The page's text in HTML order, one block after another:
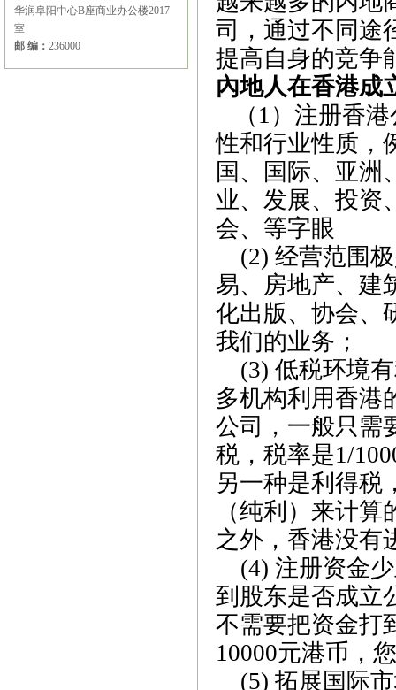
华润阜阳中心B座商业办公楼2017
室
邮 编： 236000
司，通过不同途
提高自身的竞争
內地人在香港成
（ 1 ）注册香
性和行业性质，
国、国际、亚洲
业、发展、投资
会、等字眼
(2) 经营范围
易、房地产、建
化出版、协会、
我们的业务；
(3) 低税环境
多机构利用香港
公司，一般只需
税，税率是1/
另一种是利得税
（纯利）来计
之外，香港没有
(4) 注册资金
到股东是否成立
不需要把资金打
10000元港币，
(5) 拓展国际